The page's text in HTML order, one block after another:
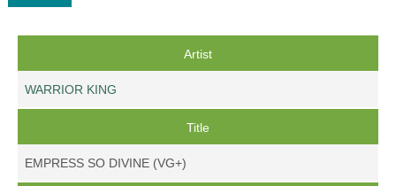
Artist
WARRIOR KING
Title
EMPRESS SO DIVINE (VG+)